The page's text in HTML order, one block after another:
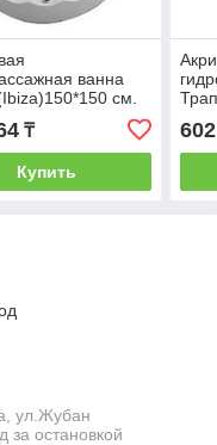
ванна
см.
спина. 1
₸
Купить
1
ул.Жубан
за остановкой